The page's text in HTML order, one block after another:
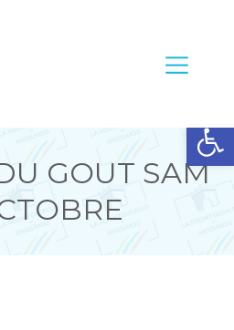
Ouvrir la barre d’outils
GOUT SAM